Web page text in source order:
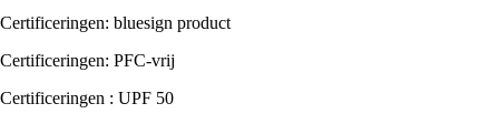
Certificeringen: bluesign product
Certificeringen: PFC-vrij
Certificeringen : UPF 50